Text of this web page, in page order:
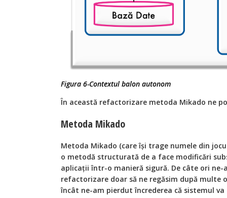
Figura 6-Contextul balon autonom
În această refactorizare metoda Mikado ne
Metoda Mikado
Metoda Mikado (care își trage numele din
o metodă structurată de a face modificări
aplicații într-o manieră sigură. De câte ori
refactorizare doar să ne regăsim după multe
încât ne-am pierdut încrederea că sistemul